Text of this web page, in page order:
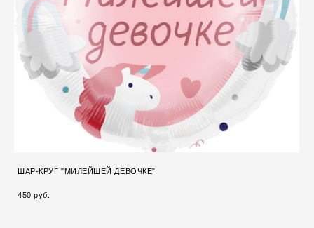
ШАР-КРУГ "МИЛЕЙШЕЙ ДЕВОЧКЕ"
450 pуб.